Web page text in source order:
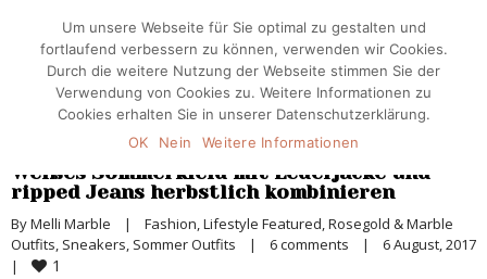
Weißes Sommerkleid mit Lederjacke und
ripped Jeans herbstlich kombinieren
By Melli Marble | Fashion, Lifestyle Featured, Rosegold & Marble
Outfits, Sneakers, Sommer Outfits | 6 comments |
|
1
Um unsere Webseite für Sie optimal zu gestalten und
fortlaufend verbessern zu können, verwenden wir Cookies.
Durch die weitere Nutzung der Webseite stimmen Sie der
Verwendung von Cookies zu. Weitere Informationen zu
Cookies erhalten Sie in unserer Datenschutzerklärung.
OK
Nein Weitere Informationen